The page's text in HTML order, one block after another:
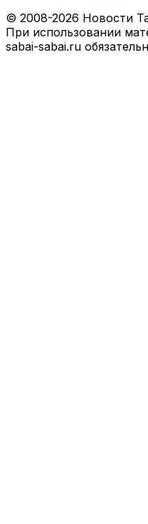
© 2008-2026 Новости
При использовании
sabai-sabai.ru